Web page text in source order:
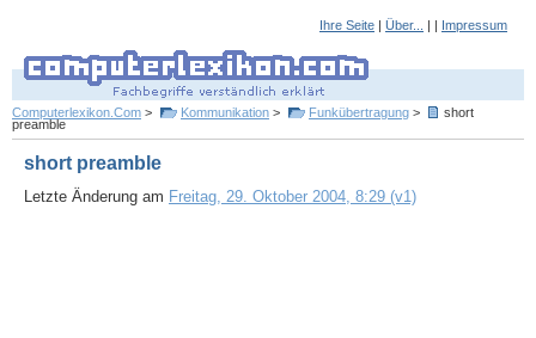
Ihre Seite | Über... | | Impressum
Computerlexikon.Com > Kommunikation > Funkübertragung >
short
preamble
short preamble
Letzte Änderung am Freitag, 29. Oktober 2004, 8:29 (v1)